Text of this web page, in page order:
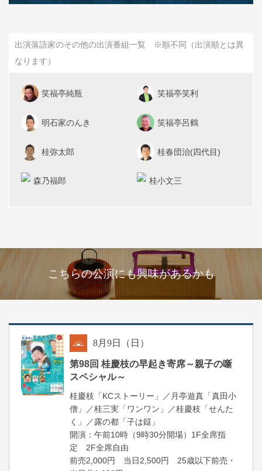
出演落語家のその他の出演番組一覧 ※順不同（出演順とは異
なります）
笑福亭純瓶 笑福亭笑利
明石家のんき 笑福亭呂鶴
桂弥太郎 桂春団治(四代目)
森乃福郎 桂小文三
こちらの公演にも興味があるかも
8月9日（日）
第98回 桂慶枝の早起き寄席～親子の噺
スペシャル～
桂慶枝「KCストーリー」／月亭遊真「真田小
僧」／桂三実「ワンワン」／桂慶枝「せんた
く」／露の都「子は鎹」
開演：午前10時（9時30分開場）1F全席指
定 2F全席自由
前売2,000円 当日2,500円 25歳以下前売・